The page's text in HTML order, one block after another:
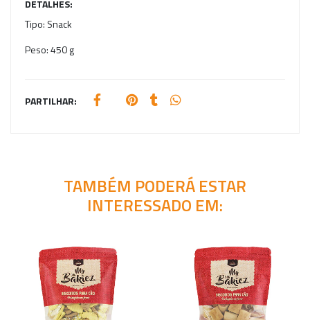
DETALHES:
Tipo: Snack
Peso:450 g
PARTILHAR:
TAMBÉM PODERÁ ESTAR
INTERESSADO EM: